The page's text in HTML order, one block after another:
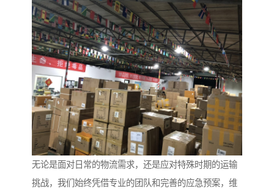
无论是面对日常的物流需求，还是应对特殊时期的运输
挑战，我们始终凭借专业的团队和完善的应急预案，维